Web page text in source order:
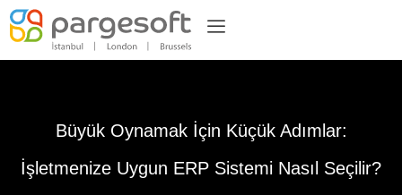
Büyük Oynamak İçin Küçük Adımlar:
İşletmenize Uygun ERP Sistemi Nasıl Seçilir?